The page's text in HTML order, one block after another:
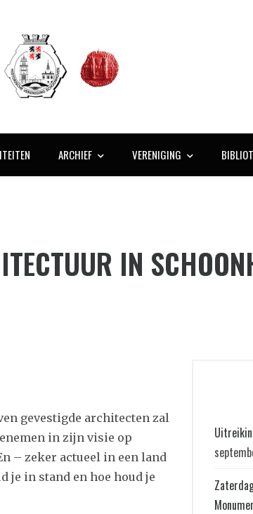
ARCHIEF VERENIGING
IN
gevestigde architecten zal
in zijn visie op
– zeker actueel in een land
je in stand en hoe houd je